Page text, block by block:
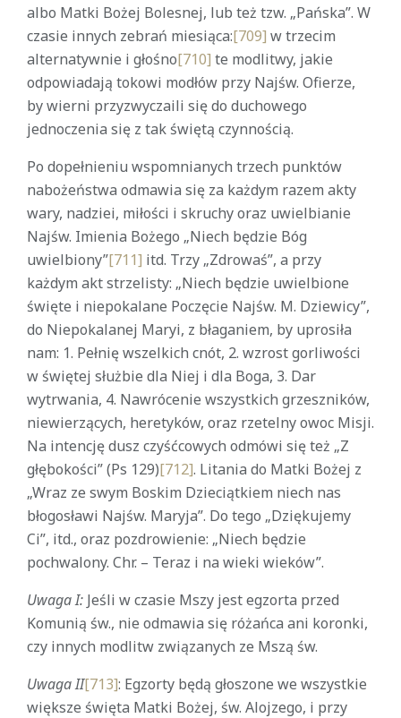
albo Matki Bożej Bolesnej, lub też tzw. „Pańska”. W
czasie innych zebrań miesiąca:[709] w trzecim
alternatywnie i głośno[710] te modlitwy, jakie
odpowiadają tokowi modłów przy Najśw. Ofierze,
by wierni przyzwyczaili się do duchowego
jednoczenia się z tak świętą czynnością.
Po dopełnieniu wspomnianych trzech punktów
nabożeństwa odmawia się za każdym razem akty
wary, nadziei, miłości i skruchy oraz uwielbianie
Najśw. Imienia Bożego „Niech będzie Bóg
uwielbiony”[711] itd. Trzy „Zdrowaś”, a przy
każdym akt strzelisty: „Niech będzie uwielbione
święte i niepokalane Poczęcie Najśw. M. Dziewicy”,
do Niepokalanej Maryi, z błaganiem, by uprosiła
nam: 1. Pełnię wszelkich cnót, 2. wzrost gorliwości
w świętej służbie dla Niej i dla Boga, 3. Dar
wytrwania, 4. Nawrócenie wszystkich grzeszników,
niewierzących, heretyków, oraz rzetelny owoc Misji.
Na intencję dusz czyśćcowych odmówi się też „Z
głębokości” (Ps 129)[712]. Litania do Matki Bożej z
„Wraz ze swym Boskim Dzieciątkiem niech nas
błogosławi Najśw. Maryja”. Do tego „Dziękujemy
Ci”, itd., oraz pozdrowienie: „Niech będzie
pochwalony. Chr. – Teraz i na wieki wieków”.
Uwaga I: Jeśli w czasie Mszy jest egzorta przed
Komunią św., nie odmawia się różańca ani koronki,
czy innych modlitw związanych ze Mszą św.
Uwaga II[713]: Egzorty będą głoszone we wszystkie
większe święta Matki Bożej, św. Alojzego, i przy